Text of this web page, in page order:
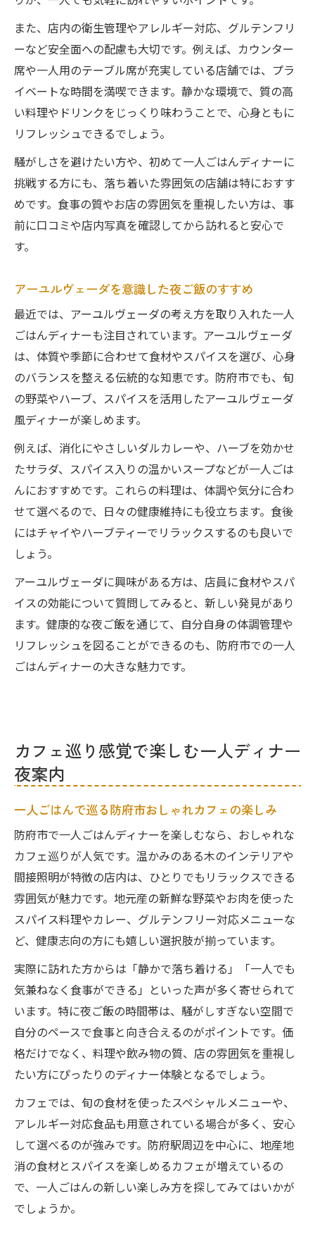
また、店内の衛生管理やアレルギー対応、グルテンフリ
ーなど安全面への配慮も大切です。例えば、カウンター
席や一人用のテーブル席が充実している店舗では、プラ
イベートな時間を満喫できます。静かな環境で、質の高
い料理やドリンクをじっくり味わうことで、心身ともに
リフレッシュできるでしょう。
騒がしさを避けたい方や、初めて一人ごはんディナーに
挑戦する方にも、落ち着いた雰囲気の店舗は特におすす
めです。食事の質やお店の雰囲気を重視したい方は、事
前に口コミや店内写真を確認してから訪れると安心で
す。
アーユルヴェーダを意識した夜ご飯のすすめ
最近では、アーユルヴェーダの考え方を取り入れた一人
ごはんディナーも注目されています。アーユルヴェーダ
は、体質や季節に合わせて食材やスパイスを選び、心身
のバランスを整える伝統的な知恵です。防府市でも、旬
の野菜やハーブ、スパイスを活用したアーユルヴェーダ
風ディナーが楽しめます。
例えば、消化にやさしいダルカレーや、ハーブを効かせ
たサラダ、スパイス入りの温かいスープなどが一人ごは
んにおすすめです。これらの料理は、体調や気分に合わ
せて選べるので、日々の健康維持にも役立ちます。食後
にはチャイやハーブティーでリラックスするのも良いで
しょう。
アーユルヴェーダに興味がある方は、店員に食材やスパ
イスの効能について質問してみると、新しい発見があり
ます。健康的な夜ご飯を通じて、自分自身の体調管理や
リフレッシュを図ることができるのも、防府市での一人
ごはんディナーの大きな魅力です。
カフェ巡り感覚で楽しむ一人ディナー
夜案内
一人ごはんで巡る防府市おしゃれカフェの楽しみ
防府市で一人ごはんディナーを楽しむなら、おしゃれな
カフェ巡りが人気です。温かみのある木のインテリアや
間接照明が特徴の店内は、ひとりでもリラックスできる
雰囲気が魅力です。地元産の新鮮な野菜やお肉を使った
スパイス料理やカレー、グルテンフリー対応メニューな
ど、健康志向の方にも嬉しい選択肢が揃っています。
実際に訪れた方からは「静かで落ち着ける」「一人でも
気兼ねなく食事ができる」といった声が多く寄せられて
います。特に夜ご飯の時間帯は、騒がしすぎない空間で
自分のペースで食事と向き合えるのがポイントです。価
格だけでなく、料理や飲み物の質、店の雰囲気を重視し
たい方にぴったりのディナー体験となるでしょう。
カフェでは、旬の食材を使ったスペシャルメニューや、
アレルギー対応食品も用意されている場合が多く、安心
して選べるのが強みです。防府駅周辺を中心に、地産地
消の食材とスパイスを楽しめるカフェが増えているの
で、一人ごはんの新しい楽しみ方を探してみてはいかが
でしょうか。